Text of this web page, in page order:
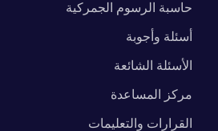
حاسبة الرسوم الجمركية
أسئلة وأجوبة
الأسئلة الشائعة
مركز المساعدة
القرارات والتعليمات